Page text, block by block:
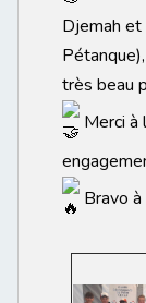
Djemah
très beau
Merci à
Bravo